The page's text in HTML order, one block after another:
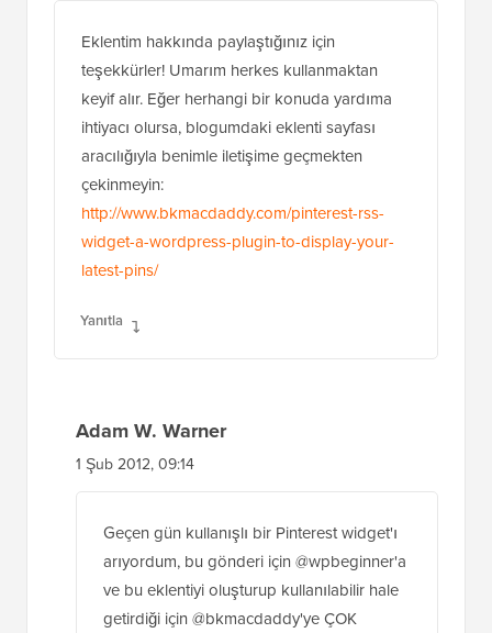
Eklentim hakkında paylaştığınız için
teşekkürler! Umarım herkes kullanmaktan
keyif alır. Eğer herhangi bir konuda yardıma
ihtiyacı olursa, blogumdaki eklenti sayfası
aracılığıyla benimle iletişime geçmekten
çekinmeyin:
http://www.bkmacdaddy.com/pinterest-rss-
widget-a-wordpress-plugin-to-display-your-
latest-pins/
Yanıtla
Adam W. Warner
1 Şub 2012, 09:14
Geçen gün kullanışlı bir Pinterest widget'ı
arıyordum, bu gönderi için @wpbeginner'a
ve bu eklentiyi oluşturup kullanılabilir hale
getirdiği için @bkmacdaddy'ye ÇOK